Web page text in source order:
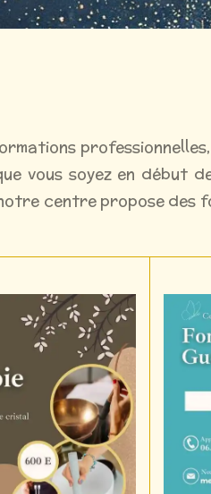
vous soyez en début
centre propose des